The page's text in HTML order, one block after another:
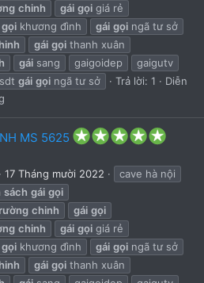
chinh gái gọi giá rẻ
gọi khương đình gái gọi ngã tư sở
gái gọi thanh xuân
gái sang gaigoidep
gaigutv
sdt gái gọi ngã tư sở Trả lời: 1
Diễn
MS 5625
5
0
0
(
)
17 Tháng mười 2022
cave hà nội
sách gái gọi
chinh gái gọi
chinh gái gọi giá rẻ
gọi khương đình gái gọi ngã tư sở
gái gọi thanh xuân